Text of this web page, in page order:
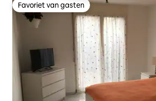
Favoriet van gasten
Favoriet van gasten